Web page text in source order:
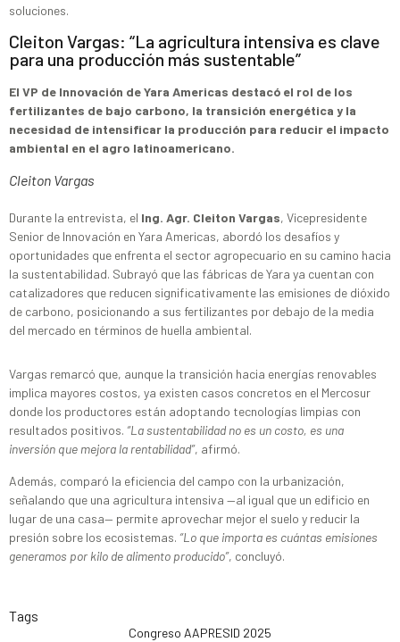
soluciones.
Cleiton Vargas: “La agricultura intensiva es clave
para una producción más sustentable”
El VP de Innovación de Yara Americas destacó el rol de los
fertilizantes de bajo carbono, la transición energética y la
necesidad de intensificar la producción para reducir el impacto
ambiental en el agro latinoamericano.
Cleiton Vargas
Durante la entrevista, el Ing. Agr. Cleiton Vargas, Vicepresidente
Senior de Innovación en Yara Americas, abordó los desafíos y
oportunidades que enfrenta el sector agropecuario en su camino hacia
la sustentabilidad. Subrayó que las fábricas de Yara ya cuentan con
catalizadores que reducen significativamente las emisiones de dióxido
de carbono, posicionando a sus fertilizantes por debajo de la media
del mercado en términos de huella ambiental.
Vargas remarcó que, aunque la transición hacia energías renovables
implica mayores costos, ya existen casos concretos en el Mercosur
donde los productores están adoptando tecnologías limpias con
resultados positivos. “La sustentabilidad no es un costo, es una
inversión que mejora la rentabilidad”, afirmó.
Además, comparó la eficiencia del campo con la urbanización,
señalando que una agricultura intensiva —al igual que un edificio en
lugar de una casa— permite aprovechar mejor el suelo y reducir la
presión sobre los ecosistemas. “Lo que importa es cuántas emisiones
generamos por kilo de alimento producido”, concluyó.
Tags
Congreso AAPRESID 2025